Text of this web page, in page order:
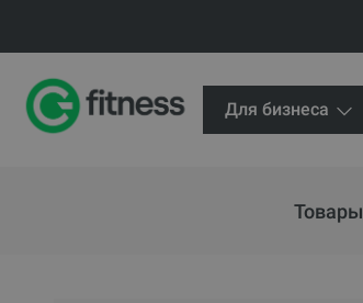
Для бизнеса
Товары